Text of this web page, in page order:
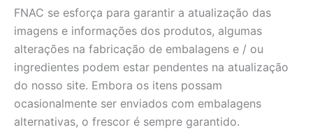
FNAC se esforça para garantir a atualização das
imagens e informações dos produtos, algumas
alterações na fabricação de embalagens e / ou
ingredientes podem estar pendentes na atualização
do nosso site. Embora os itens possam
ocasionalmente ser enviados com embalagens
alternativas, o frescor é sempre garantido.